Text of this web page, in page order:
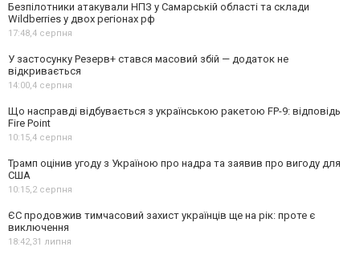
Безпілотники атакували НПЗ у Самарській області та склади
Wildberries у двох регіонах рф
17:48,4 серпня
У застосунку Резерв+ стався масовий збій — додаток не
відкривається
14:00,4 серпня
Що насправді відбувається з українською ракетою FP-9: відповідь
Fire Point
10:15,4 серпня
Трамп оцінив угоду з Україною про надра та заявив про вигоду для
США
10:15,2 серпня
ЄС продовжив тимчасовий захист українців ще на рік: проте є
виключення
18:42,31 липня